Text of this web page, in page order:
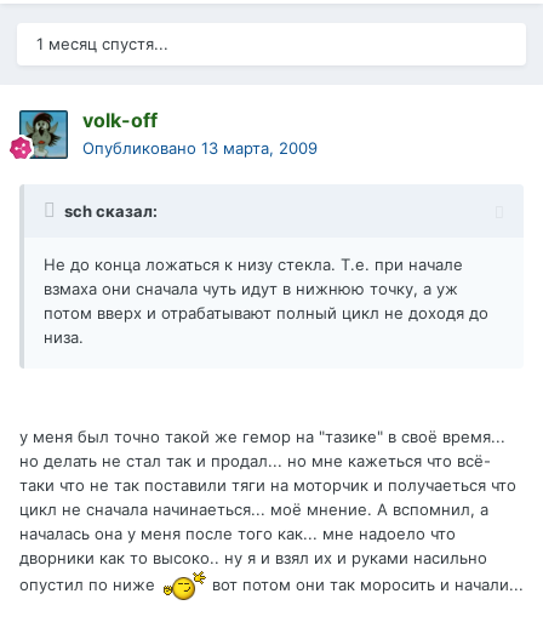
1 месяц спустя...
volk-off
Опубликовано 13 марта, 2009
sch сказал:
Не до конца ложаться к низу стекла. Т.е. при начале
взмаха они сначала чуть идут в нижнюю точку, а уж
потом вверх и отрабатывают полный цикл не доходя до
низа.
у меня был точно такой же гемор на "тазике" в своё время...
но делать не стал так и продал... но мне кажеться что всё-
таки что не так поставили тяги на моторчик и получаеться что
цикл не сначала начинаеться... моё мнение. А вспомнил, а
началась она у меня после того как... мне надоело что
дворники как то высоко.. ну я и взял их и руками насильно
опустил по ниже
вот потом они так моросить и начали...